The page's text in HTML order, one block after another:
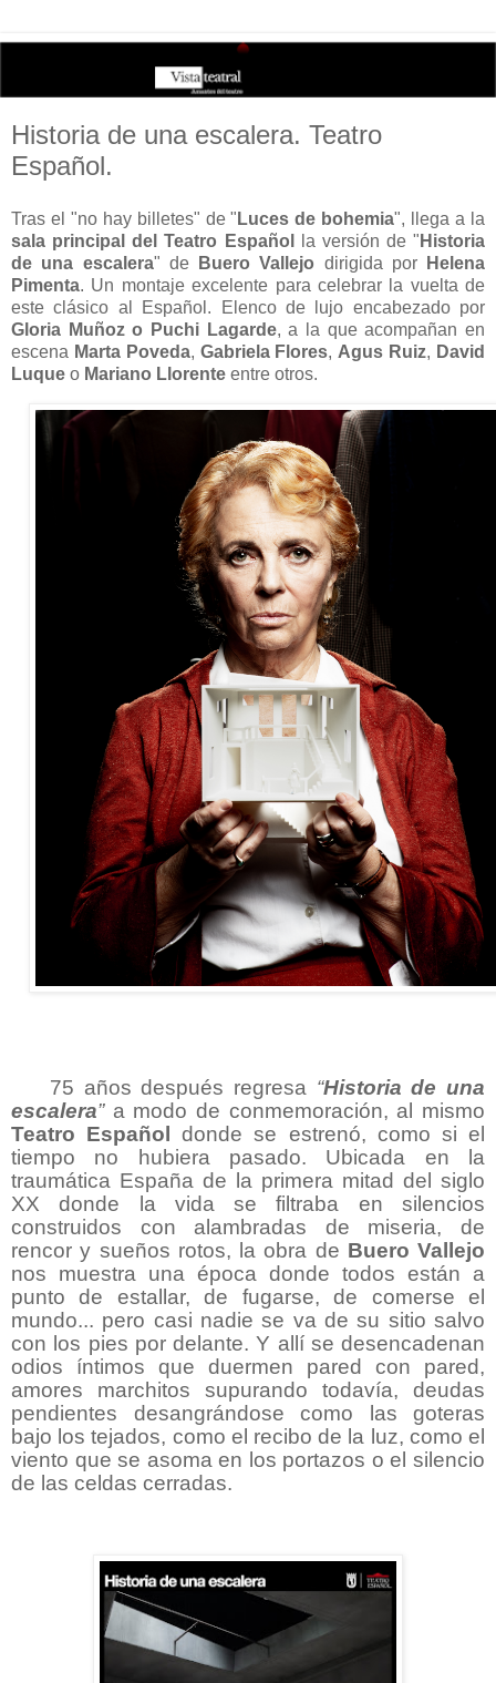
Historia de una escalera. Teatro
Español.
Tras el "no hay billetes" de " Luces de bohemia", llega a la
sala principal del Teatro Español
la versión de " Historia
de una escalera" de Buero Vallejo dirigida por
Helena
Pimenta. Un montaje excelente para celebrar la vuelta de
este clásico al Español. Elenco de lujo encabezado por
Gloria Muñoz o Puchi Lagarde, a la que acompañan en
escena Marta Poveda, Gabriela Flores, Agus Ruiz, David
Luque o Mariano Llorente entre otros.
75 años después regresa “Historia de una
escalera”a modo de conmemoración, al mismo
Teatro Español
donde se estrenó, como si el
tiempo no hubiera pasado. Ubicada en la
traumática España de la primera mitad del siglo
XX donde la vida se filtraba en silencios
construidos con alambradas de miseria, de
rencor y sueños rotos, la obra de Buero Vallejo
nos muestra una época donde todos están a
punto de estallar, de fugarse, de comerse el
mundo... pero casi nadie se va de su sitio salvo
con los pies por delante. Y allí se desencadenan
odios íntimos que duermen pared con pared,
amores marchitos supurando todavía, deudas
pendientes desangrándose como las goteras
bajo los tejados, como el recibo de la luz, como el
viento que se asoma en los portazos o el silencio
de las celdas cerradas.